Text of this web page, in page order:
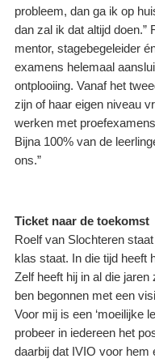
probleem, dan ga ik op
dan zal ik dat altijd doen.”
mentor, stagebegeleider
examens helemaal
ontplooiing. Vanaf het
zijn of haar eigen niveau
werken met
Bijna 100% van de
ons.”
Ticket naar de toekomst
Roelf van Slochteren
klas staat. In die tijd heeft
Zelf heeft hij in al die jaren
ben begonnen met een
Voor mij is een ‘moeilijke
probeer in iedereen het
daarbij dat IVIO voor hem